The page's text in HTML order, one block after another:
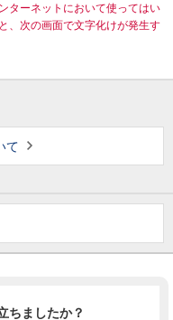
ターネットにおいて使ってはい
、次の画面で文字化けが発生す
て
ちましたか？